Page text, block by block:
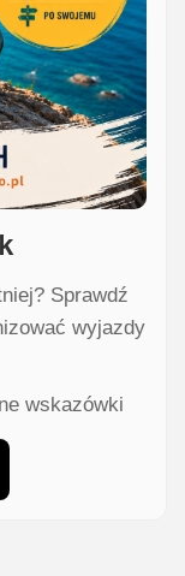
Sprawdź
wyjazdy
wskazówki